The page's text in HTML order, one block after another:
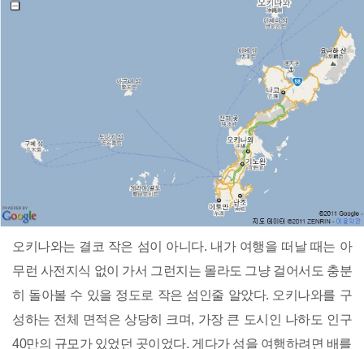
오키나와는 결코 작은 섬이 아니다. 내가 여행을 떠날 때는 아
무런 사전지식 없이 가서 그런지는 몰라도 그냥 걸어서도 충분
히 돌아볼 수 있을 정도로 작은 섬인줄 알았다. 오키나와를 구
성하는 전체 면적은 상당히 크며, 가장 큰 도시인 나하도 인구
40만의 규모가 있었던 곳이었다. 게다가 섬을 여행하려면 배를